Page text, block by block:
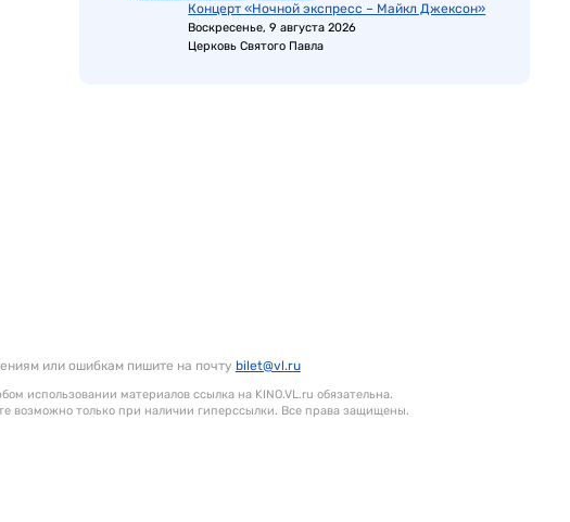
Концерт «Ночной экспресс – Майкл Джексон»
Воскресенье, 9 августа 2026
Церковь Святого Павла
или ошибкам пишите на почту bilet@vl.ru
использовании материалов ссылка на KINO.VL.ru обязательна.
возможно только при наличии гиперссылки. Все права защищены.